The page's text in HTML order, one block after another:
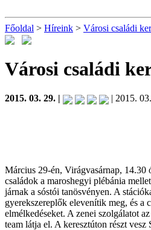
Főoldal > Híreink > Városi családi
Városi családi
2015. 03. 29. | | 2015.
Március 29-én, Virágvasárnap, 14.30
családok a maroshegyi plébánia
járnak a sóstói tanösvényen. A
gyerekszereplők elevenítik meg, és a
elmélkedéseket. A zenei szolgálatot
team látja el. A keresztúton részt